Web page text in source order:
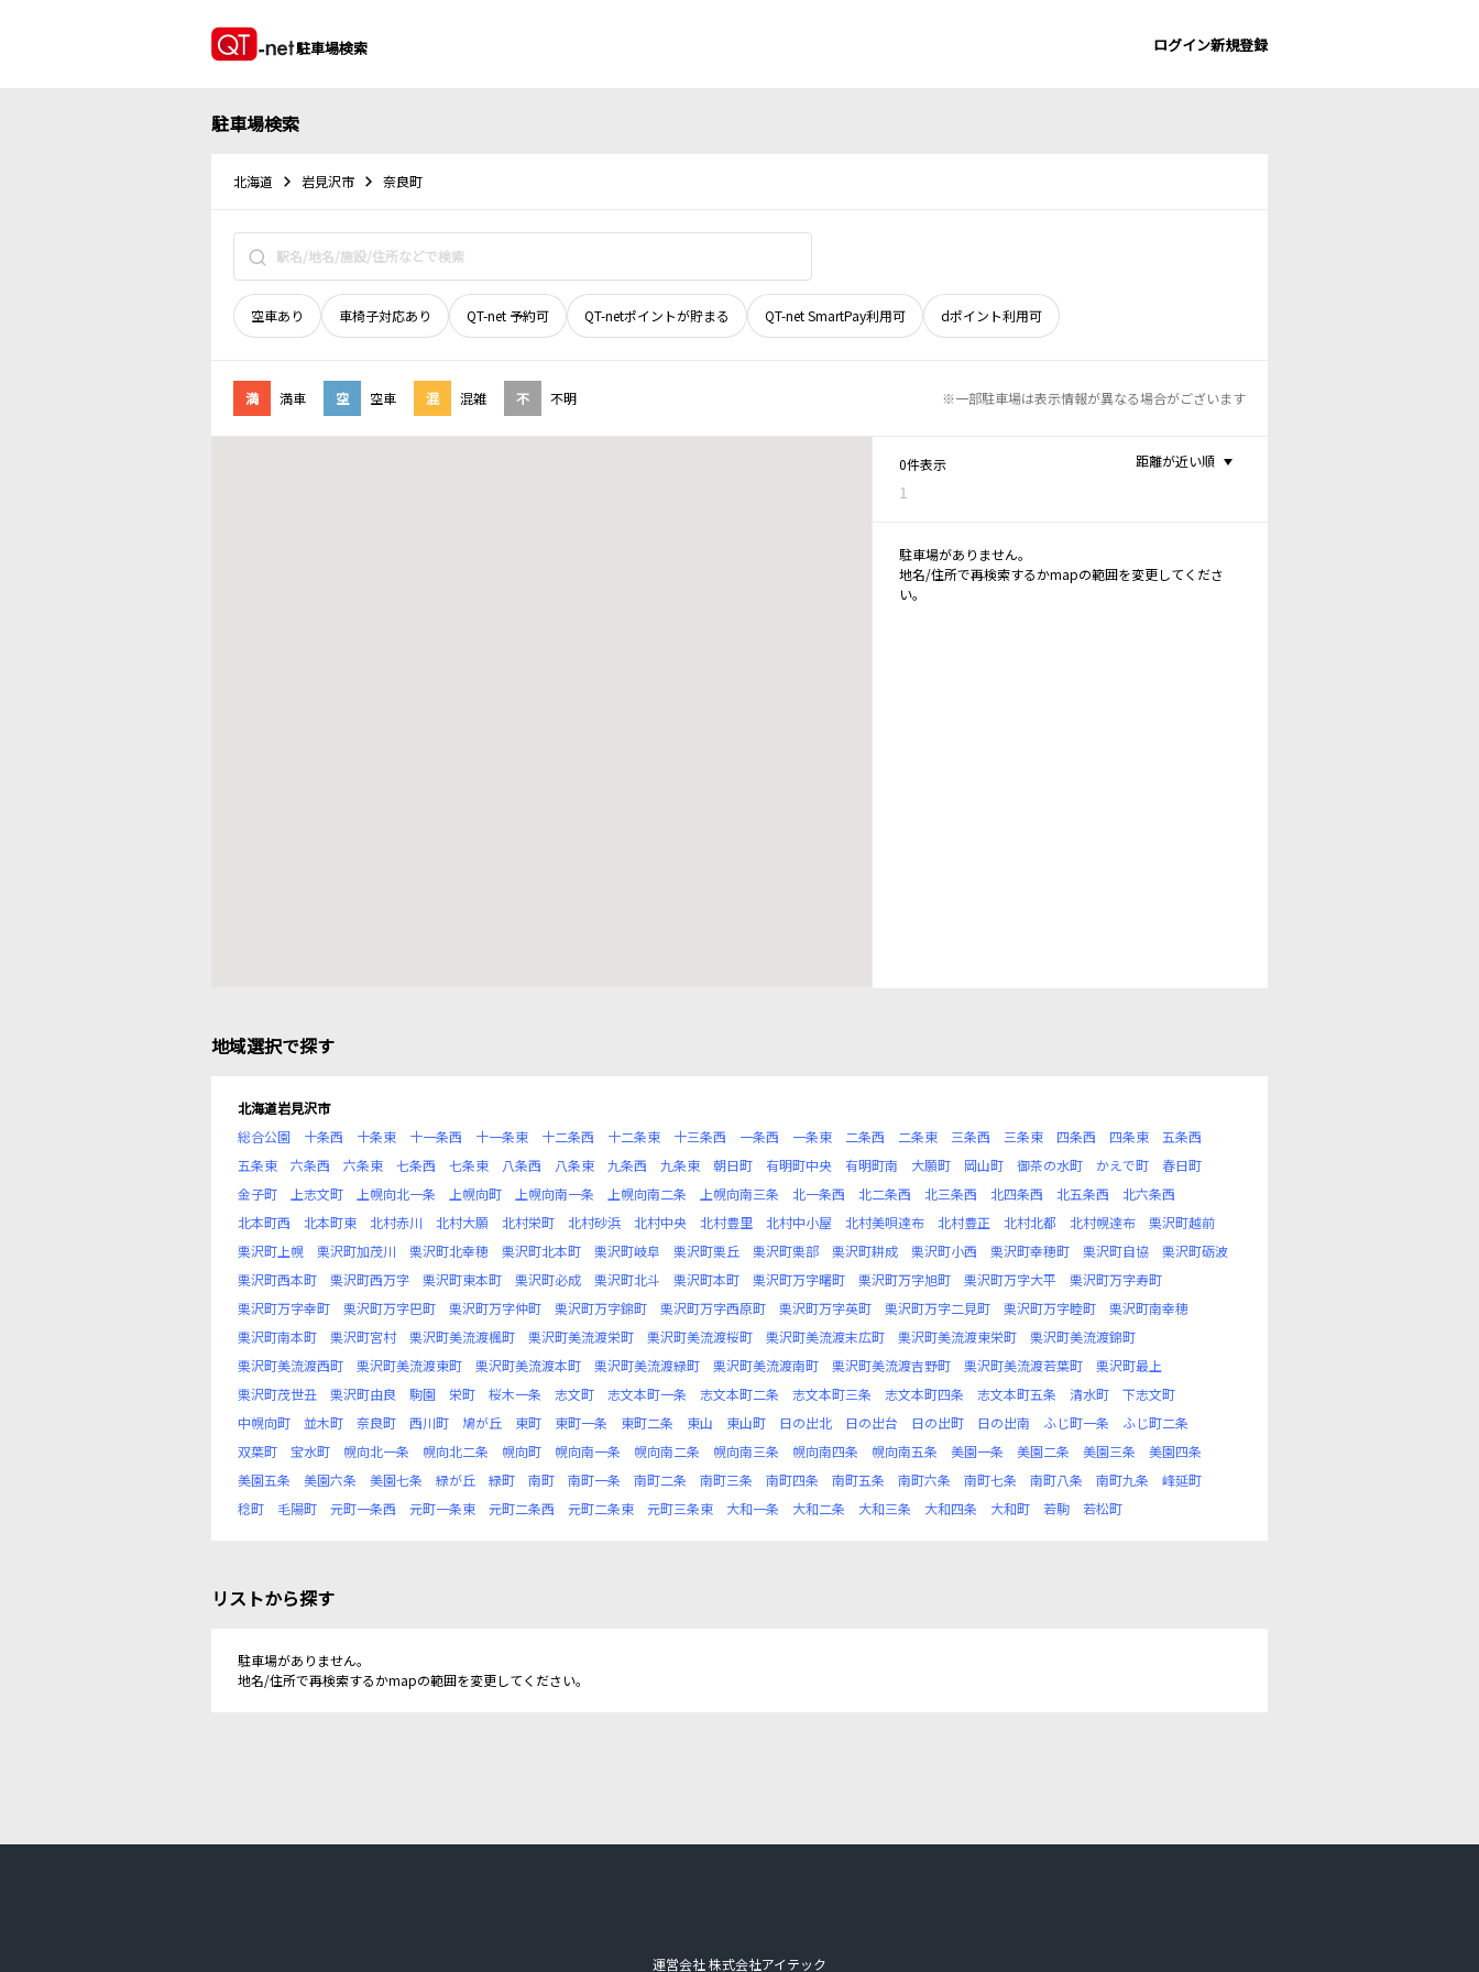
駐車場検索 ログイン新規登録
駐車場検索
北海道 岩見沢市 奈良町
空車あり 車椅子対応あり QT-net 予約可 QT-netポイントが貯まる QT-net SmartPay利用可 dポイント利用可
満 満車 空 空車 混 混雑 不 不明 ※一部駐車場は表示情報が異なる場合がございます
0件表示
1
距離が近い順
駐車場がありません。
地名/住所で再検索するかmapの範囲を変更してくださ
い。
地域選択で探す
北海道岩見沢市
総合公園
十条西 十条東 十一条西 十一条東 十二条西 十二条東 十三条西 一条西 一条東 二条西 二条東 三条西 三条東 四条西 四条東
五条西
五条東
六条西 六条東 七条西 七条東 八条西 八条東 九条西 九条東 朝日町 有明町中央 有明町南 大願町 岡山町 御茶の水町 かえで町
春日町
金子町
上志文町 上幌向北一条 上幌向町 上幌向南一条 上幌向南二条 上幌向南三条 北一条西 北二条西 北三条西 北四条西 北五条西
北六条西
北本町西
北本町東 北村赤川 北村大願 北村栄町 北村砂浜 北村中央 北村豊里 北村中小屋 北村美唄達布 北村豊正 北村北都 北村幌達布
栗沢町越前
栗沢町上幌
栗沢町加茂川 栗沢町北幸穂 栗沢町北本町 栗沢町岐阜 栗沢町栗丘 栗沢町栗部 栗沢町耕成 栗沢町小西 栗沢町幸穂町 栗沢町自協
栗沢町砺波
栗沢町西本町
栗沢町西万字 栗沢町東本町 栗沢町必成 栗沢町北斗 栗沢町本町 栗沢町万字曙町 栗沢町万字旭町 栗沢町万字大平
栗沢町万字寿町
栗沢町万字幸町
栗沢町万字巴町 栗沢町万字仲町 栗沢町万字錦町 栗沢町万字西原町 栗沢町万字英町 栗沢町万字二見町 栗沢町万字睦町
栗沢町南幸穂
栗沢町南本町
栗沢町宮村 栗沢町美流渡楓町 栗沢町美流渡栄町 栗沢町美流渡桜町 栗沢町美流渡末広町 栗沢町美流渡東栄町
栗沢町美流渡錦町
栗沢町美流渡西町
栗沢町美流渡東町 栗沢町美流渡本町 栗沢町美流渡緑町 栗沢町美流渡南町 栗沢町美流渡吉野町 栗沢町美流渡若葉町
栗沢町最上
栗沢町茂世丑
栗沢町由良 駒園 栄町 桜木一条 志文町 志文本町一条 志文本町二条 志文本町三条 志文本町四条 志文本町五条 清水町
下志文町
中幌向町
並木町 奈良町 西川町 鳩が丘 東町 東町一条 東町二条 東山 東山町 日の出北 日の出台 日の出町 日の出南 ふじ町一条
ふじ町二条
双葉町
宝水町 幌向北一条 幌向北二条 幌向町 幌向南一条 幌向南二条 幌向南三条 幌向南四条 幌向南五条 美園一条 美園二条 美園三条
美園四条
美園五条
美園六条 美園七条 緑が丘 緑町 南町 南町一条 南町二条 南町三条 南町四条 南町五条 南町六条 南町七条 南町八条 南町九条
峰延町
稔町
毛陽町 元町一条西 元町一条東 元町二条西 元町二条東 元町三条東 大和一条 大和二条 大和三条 大和四条 大和町 若駒 若松町
リストから探す
駐車場がありません。
地名/住所で再検索するかmapの範囲を変更してください。
運営会社 株式会社アイテック